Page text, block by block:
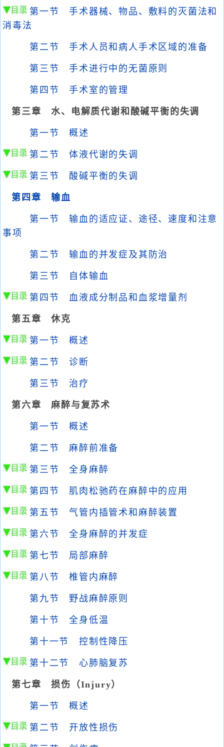
第一节 手术器械、物品、敷料的灭菌法和
消毒法
第二节 手术人员和病人手术区域的准备
第三节 手术进行中的无菌原则
第四节 手术室的管理
第三章 水、电解质代谢和酸碱平衡的失调
第一节 概述
第二节 体液代谢的失调
第三节 酸碱平衡的失调
第四章 输血
第一节 输血的适应证、途径、速度和注意
事项
第二节 输血的并发症及其防治
第三节 自体输血
第四节 血液成分制品和血浆增量剂
第五章 休克
第一节 概述
第二节 诊断
第三节 治疗
第六章 麻醉与复苏术
第一节 概述
第二节 麻醉前准备
第三节 全身麻醉
第四节 肌肉松驰药在麻醉中的应用
第五节 气管内插管术和麻醉装置
第六节 全身麻醉的并发症
第七节 局部麻醉
第八节 椎管内麻醉
第九节 野战麻醉原则
第十节 全身低温
第十一节 控制性降压
第十二节 心肺脑复苏
第七章 损伤（Injury）
第一节 概述
第二节 开放性损伤